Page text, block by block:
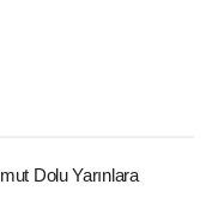
Dolu Yarınlara